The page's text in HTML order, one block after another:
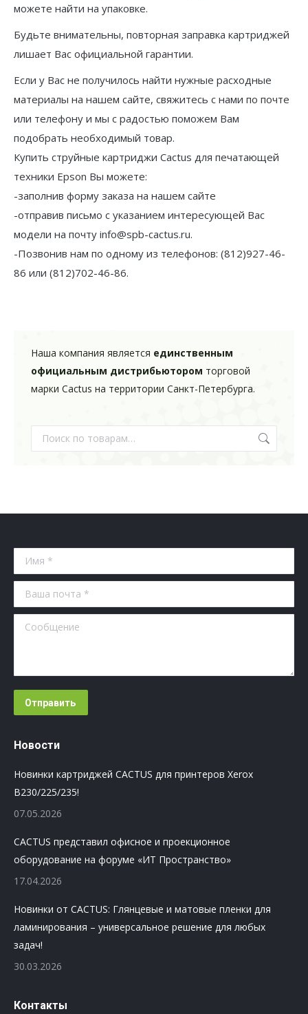
можете найти на упаковке.
Будьте внимательны, повторная заправка картриджей
лишает Вас официальной гарантии.
Если у Вас не получилось найти нужные расходные
материалы на нашем сайте, свяжитесь с нами по почте
или телефону и мы с радостью поможем Вам
подобрать необходимый товар.
Купить струйные картриджи Cactus для печатающей
техники Epson Вы можете:
-заполнив форму заказа на нашем сайте
-отправив письмо с указанием интересующей Вас
модели на почту info@spb-cactus.ru.
-Позвонив нам по одному из телефонов: (812)927-46-
86 или (812)702-46-86.
Наша компания является единственным
официальным дистрибьютором торговой
марки Cactus на территории Санкт-Петербурга.
Имя *
Ваша почта *
Сообщение
Отправить
Новости
Новинки картриджей CACTUS для принтеров Xerox
B230/225/235!
07.05.2026
CACTUS представил офисное и проекционное
оборудование на форуме «ИТ Пространство»
17.04.2026
Новинки от CACTUS: Глянцевые и матовые пленки для
ламинирования – универсальное решение для любых
задач!
30.03.2026
Контакты